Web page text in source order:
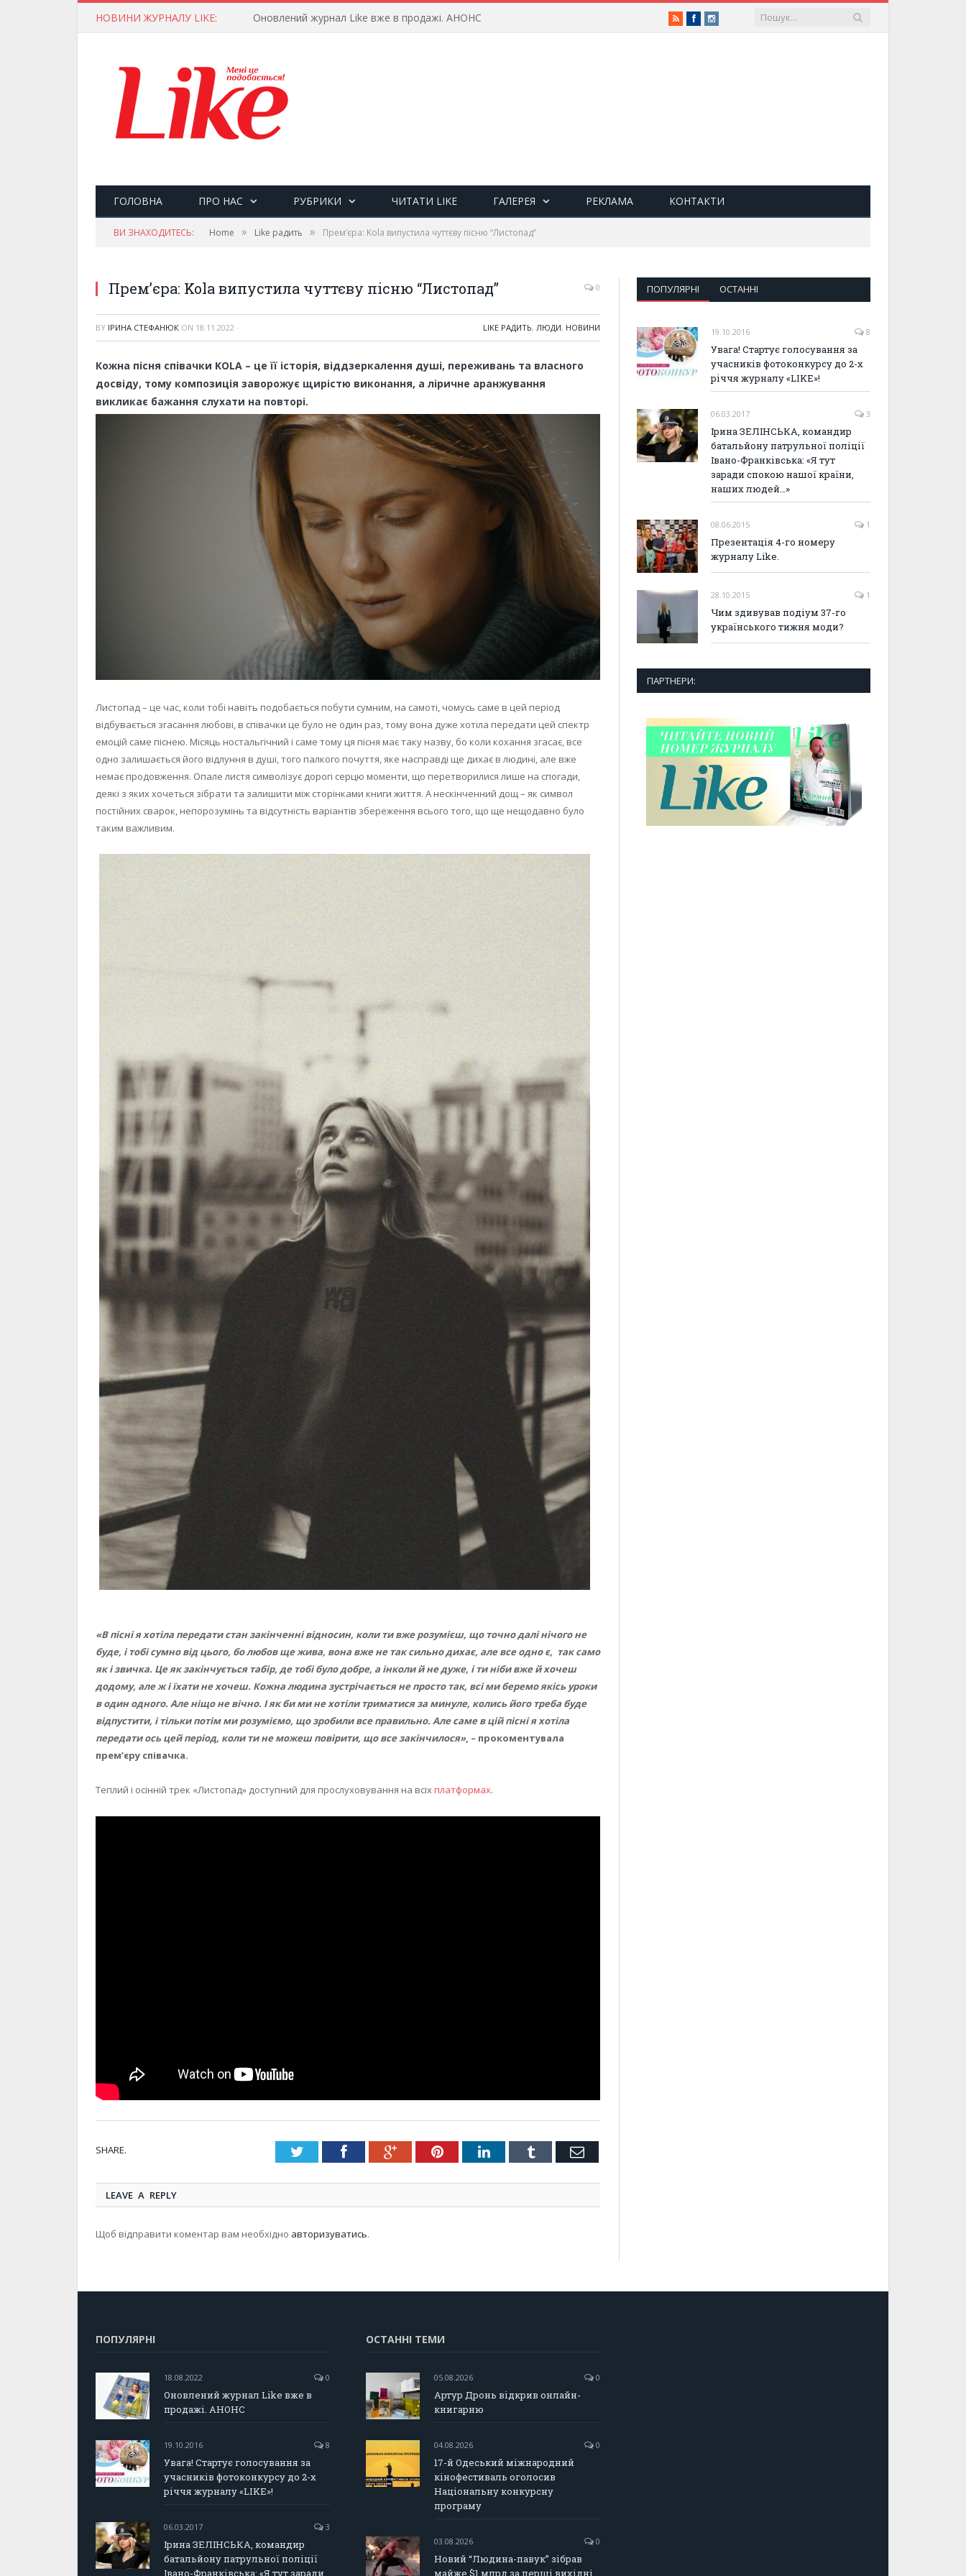
НОВИНИ ЖУРНАЛУ LIKE: Оновлений журнал Like вже в продажі. АНОНС RSSFacebookInstagram
ГОЛОВНА ПРО НАС РУБРИКИ ЧИТАТИ LIKE ГАЛЕРЕЯ РЕКЛАМА КОНТАКТИ
ВИ ЗНАХОДИТЕСЬ: Home » Like радить » Прем’єра: Kola випустила чуттєву пісню “Листопад”
Прем’єра: Kola випустила чуттєву пісню “Листопад” 0
BY ІРИНА СТЕФАНЮК ON 18.11.2022 · LIKE РАДИТЬ, ЛЮДИ, НОВИНИ
Кожна пісня співачки KOLA – це її історія, віддзеркалення душі, переживань та власного
досвіду, тому композиція заворожує щирістю виконання, а ліричне аранжування
викликає бажання слухати на повторі.
Листопад – це час, коли тобі навіть подобається побути сумним, на самоті, чомусь саме в цей період
відбувається згасання любові, в співачки це було не один раз, тому вона дуже хотіла передати цей спектр
емоцій саме піснею. Місяць ностальгічний і саме тому ця пісня має таку назву, бо коли кохання згасає, все
одно залишається його відлуння в душі, того палкого почуття, яке насправді ще дихає в людині, але вже
немає продовження. Опале листя символізує дорогі серцю моменти, що перетворилися лише на спогади,
деякі з яких хочеться зібрати та залишити між сторінками книги життя. А нескінченний дощ – як символ
постійних сварок, непорозумінь та відсутність варіантів збереження всього того, що ще нещодавно було
таким важливим.
«В пісні я хотіла передати стан закінченні відносин, коли ти вже розумієш, що точно далі нічого не
буде, і тобі сумно від цього, бо любов ще жива, вона вже не так сильно дихає, але все одно є, так само
як і звичка. Це як закінчується табір, де тобі було добре, а інколи й не дуже, і ти ніби вже й хочеш
додому, але ж і їхати не хочеш. Кожна людина зустрічається не просто так, всі ми беремо якісь уроки
в один одного. Але ніщо не вічно. І як би ми не хотіли триматися за минуле, колись його треба буде
відпустити, і тільки потім ми розуміємо, що зробили все правильно. Але саме в цій пісні я хотіла
передати ось цей період, коли ти не можеш повірити, що все закінчилося», – прокоментувала
прем’єру співачка.
Теплий і осінній трек «Листопад» доступний для прослуховування на всіхплатформах.
SHARE. TwitterFacebookGoogle+PinterestLinkedInTumblr Email
LEAVE A REPLY
Щоб відправити коментар вам необхідно авторизуватись.
ПОПУЛЯРНІ ОСТАННІ
19.10.2016 8
Увага! Стартує голосування за
учасників фотоконкурсу до 2-х
річчя журналу «LIKE»!
06.03.2017 3
Ірина ЗЕЛІНСЬКА, командир
батальйону патрульної поліції
Івано-Франківська: «Я тут
заради спокою нашої країни,
наших людей…»
08.06.2015 1
Презентація 4-го номеру
журналу Like.
28.10.2015 1
Чим здивував подіум 37-го
українського тижня моди?
ПАРТНЕРИ:
ПОПУЛЯРНІ
18.08.2022 0
Оновлений журнал Like вже в
продажі. АНОНС
19.10.2016 8
Увага! Стартує голосування за
учасників фотоконкурсу до 2-х
річчя журналу «LIKE»!
06.03.2017 3
Ірина ЗЕЛІНСЬКА, командир
батальйону патрульної поліції
Івано-Франківська: «Я тут заради
ОСТАННІ ТЕМИ
05.08.2026 0
Артур Дронь відкрив онлайн-
книгарню
04.08.2026 0
17-й Одеський міжнародний
кінофестиваль оголосив
Національну конкурсну
програму
03.08.2026 0
Новий “Людина-павук” зібрав
майже $1 млрд за перші вихідні